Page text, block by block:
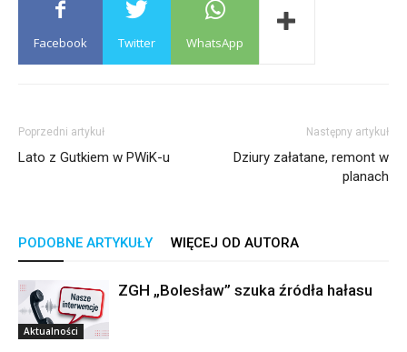
Facebook Twitter WhatsApp
Poprzedni artykuł
Lato z Gutkiem w PWiK-u
Następny artykuł
Dziury załatane, remont w
planach
PODOBNE ARTYKUŁY WIĘCEJ OD AUTORA
Aktualności
ZGH „Bolesław” szuka źródła hałasu